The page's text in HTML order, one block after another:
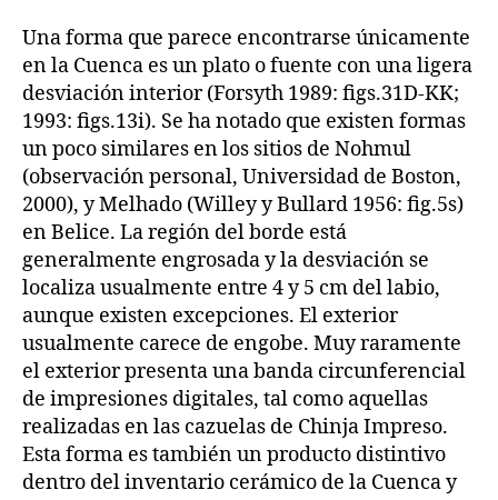
Una forma que parece encontrarse únicamente
en la Cuenca es un plato o fuente con una ligera
desviación interior (Forsyth 1989: figs.31D-KK;
1993: figs.13i). Se ha notado que existen formas
un poco similares en los sitios de Nohmul
(observación personal, Universidad de Boston,
2000), y Melhado (Willey y Bullard 1956: fig.5s)
en Belice. La región del borde está
generalmente engrosada y la desviación se
localiza usualmente entre 4 y 5 cm del labio,
aunque existen excepciones. El exterior
usualmente carece de engobe. Muy raramente
el exterior presenta una banda circunferencial
de impresiones digitales, tal como aquellas
realizadas en las cazuelas de Chinja Impreso.
Esta forma es también un producto distintivo
dentro del inventario cerámico de la Cuenca y